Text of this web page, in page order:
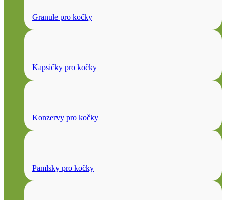
Granule pro kočky
Kapsičky pro kočky
Konzervy pro kočky
Pamlsky pro kočky